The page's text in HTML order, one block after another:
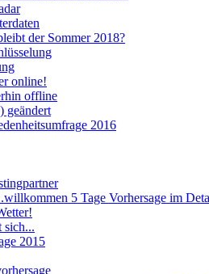
der Sommer 2018?
online!
offline
geändert
2016
5 Tage Vorhersage im
sich...
2015